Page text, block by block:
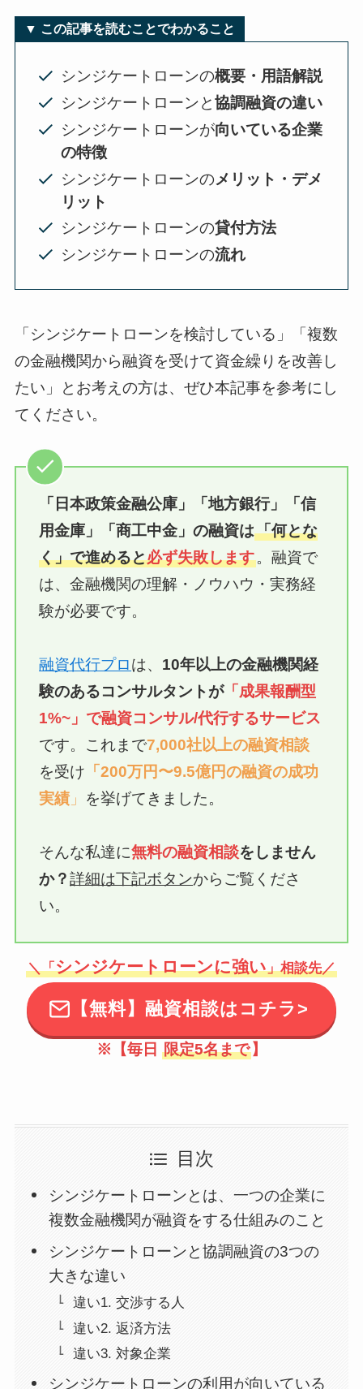
▼ この記事を読むことでわかること
シンジケートローンの概要・用語解説
シンジケートローンと協調融資の違い
シンジケートローンが向いている企業
の特徴
シンジケートローンのメリット・デメ
リット
シンジケートローンの貸付方法
シンジケートローンの流れ
「シンジケートローンを検討している」「複数
の金融機関から融資を受けて資金繰りを改善し
たい」とお考えの方は、ぜひ本記事を参考にし
てください。
「日本政策金融公庫」「地方銀行」「信
用金庫」
「商工中金」の融資は「何とな
く」で進めると必ず失敗します。融資で
は、金融機関の理解・ノウハウ・実務経
験が必要です。
融資代行プロは、 10年以上の金融機関経
験のあるコンサルタントが「成果報酬型
1%~」で融資コンサル/代行するサービス
です。これまで7,000社以上の融資相談
を受け 「200万円〜9.5億円の融資の成功
実績 」 を挙げてきました。
そんな私達に無料の融資相談をしません
か？詳細は下記ボタンからご覧くださ
い。
＼「シンジケートローンに強い」相談先／
【無料】融資相談はコチラ>
※【毎日 限定5名まで 】
目次
シンジケートローンとは、一つの企業に
複数金融機関が融資をする仕組みのこと
シンジケートローンと協調融資の3つの
大きな違い
違い1. 交渉する人
違い2. 返済方法
違い3. 対象企業
シンジケートローンの利用が向いている